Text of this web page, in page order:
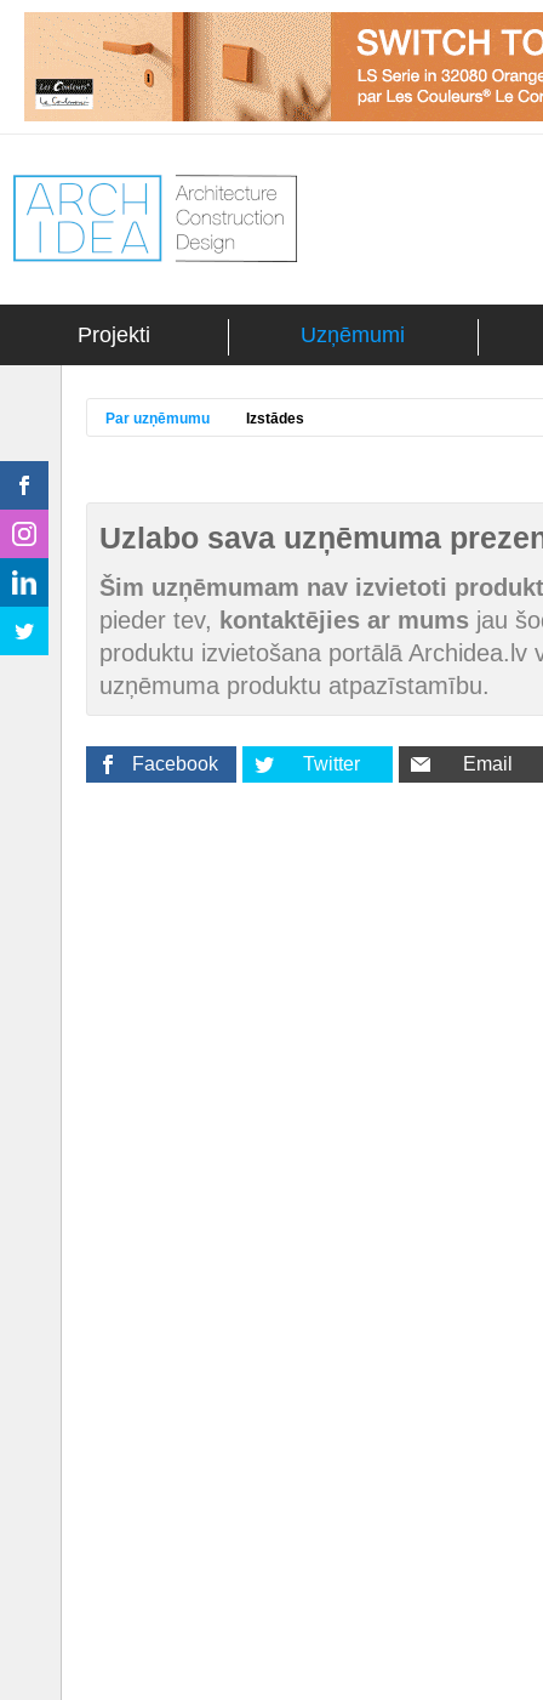
Projekti Uzņēmumi
Par uzņēmumu Izstādes
Uzlabo sava uzņēmuma
Šim uzņēmumam nav izvietoti
pieder tev, kontaktējies ar mums jau
produktu izvietošana portālā Archidea.lv
uzņēmuma produktu atpazīstamību.
Facebook Twitter Email